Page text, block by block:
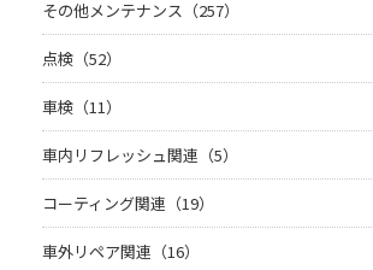
その他メンテナンス（257）
点検（52）
車検（11）
車内リフレッシュ関連（5）
コーティング関連（19）
車外リペア関連（16）